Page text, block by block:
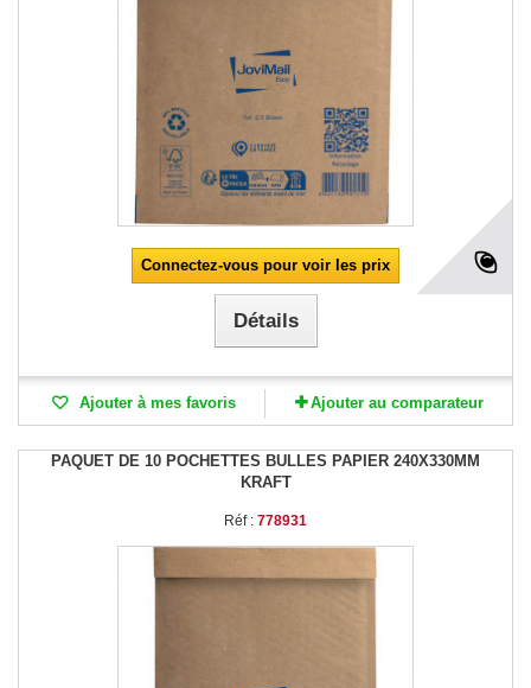
Connectez-vous pour voir les prix
Détails
Ajouter à mes favoris Ajouter au comparateur
PAQUET DE 10 POCHETTES BULLES PAPIER 240X330MM
KRAFT
Réf : 778931